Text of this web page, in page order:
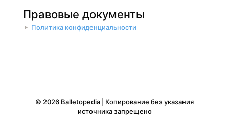
Правовые документы
Политика конфиденциальности
© 2026 Balletopedia | Копирование без указания
источника запрещено